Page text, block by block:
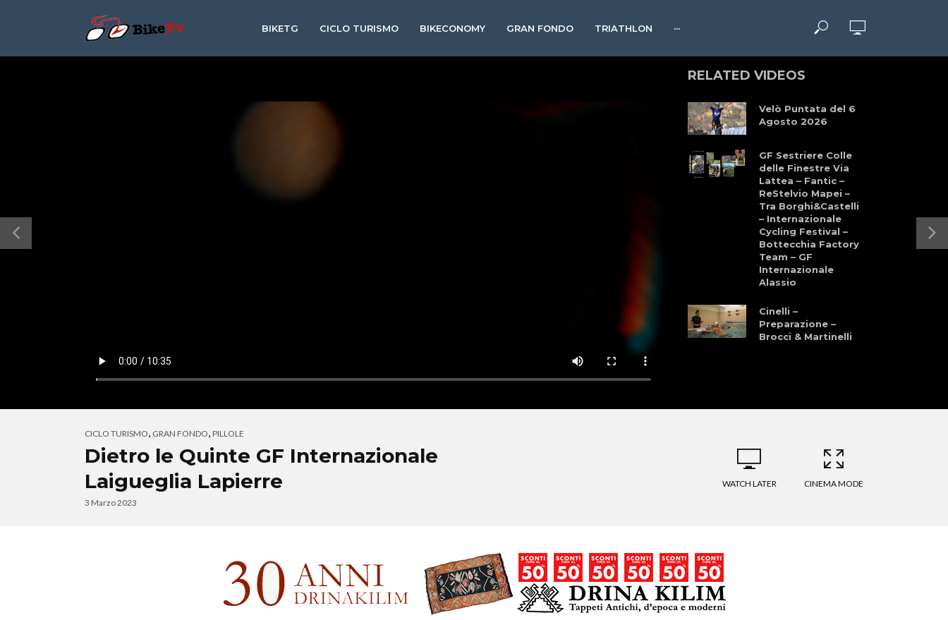
BIKETG CICLO TURISMO BIKECONOMY GRAN FONDO TRIATHLON ···
RELATED VIDEOS
Velò Puntata del 6
Agosto 2026
GF Sestriere Colle
delle Finestre Via
Lattea – Fantic –
ReStelvio Mapei –
Tra Borghi&Castelli
– Internazionale
Cycling Festival –
Bottecchia Factory
Team – GF
Internazionale
Alassio
Cinelli –
Preparazione –
Brocci & Martinelli
Cultura, Sport, e
CICLO TURISMO, GRAN FONDO, PILLOLE
Dietro le Quinte GF Internazionale
Laigueglia Lapierre
3 Marzo 2023
WATCH LATER CINEMA MODE